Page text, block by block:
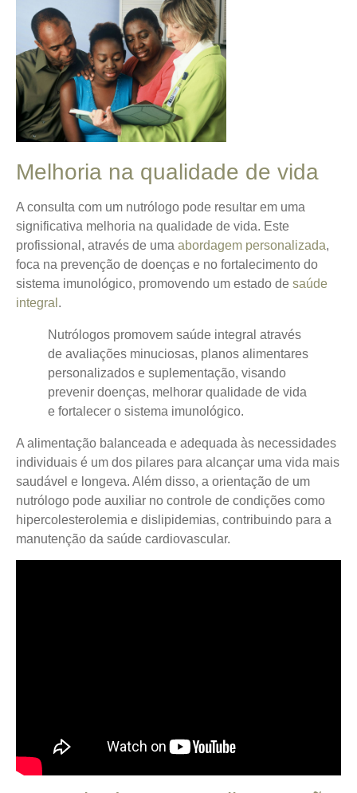
Melhoria na qualidade de vida
A consulta com um nutrólogo pode resultar em uma
significativa melhoria na qualidade de vida. Este
profissional, através de uma abordagem personalizada,
foca na prevenção de doenças e no fortalecimento do
sistema imunológico, promovendo um estado de saúde
integral .
Nutrólogos promovem saúde integral através
de avaliações minuciosas, planos alimentares
personalizados e suplementação, visando
prevenir doenças, melhorar qualidade de vida
e fortalecer o sistema imunológico.
A alimentação balanceada e adequada às necessidades
individuais é um dos pilares para alcançar uma vida mais
saudável e longeva. Além disso, a orientação de um
nutrólogo pode auxiliar no controle de condições como
hipercolesterolemia e dislipidemias, contribuindo para a
manutenção da saúde cardiovascular.